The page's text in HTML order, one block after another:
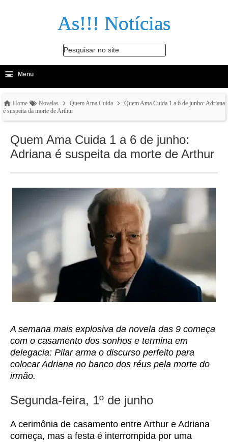
As!!! Notícias
Pesquisar no site
-
≡ Menu
Home Novelas Quem Ama Cuida
Quem Ama Cuida 1 a 6 de junho: Adriana
é suspeita da morte de Arthur
Quem Ama Cuida 1 a 6 de junho:
Adriana é suspeita da morte de Arthur
A semana mais explosiva da novela das 9 começa
com o casamento dos sonhos e termina em
delegacia: Pilar arma o discurso perfeito para
colocar Adriana no banco dos réus pela morte do
irmão.
Segunda-feira, 1º de junho
A cerimônia de casamento entre Arthur e Adriana
começa, mas a festa é interrompida por uma